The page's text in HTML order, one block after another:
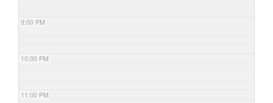
9:00 PM
10:00 PM
11:00 PM